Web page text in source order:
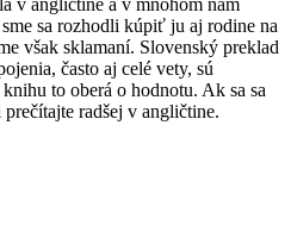
sa rozhodli kúpiť ju aj rodine na
však sklamaní. Slovenský preklad
často aj celé vety, sú
to oberá o hodnotu. Ak sa sa
radšej v angličtine.